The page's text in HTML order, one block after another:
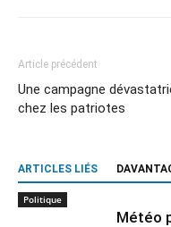
Article précédent
Une campagne
chez les patriotes
ARTICLES LIÉS
Politique
Météo